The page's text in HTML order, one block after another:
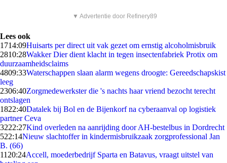
▼ Advertentie door Refinery89
Lees ook
1714:09Huisarts per direct uit vak gezet om ernstig alcoholmisbruik
2810:28Wakker Dier dient klacht in tegen insectenfabriek Protix om
duurzaamheidsclaims
4809:33Waterschappen slaan alarm wegens droogte: Gereedschapskist
leeg
2306:40Zorgmedewerkster die 's nachts haar vriend bezocht terecht
ontslagen
1822:40Datalek bij Bol en de Bijenkorf na cyberaanval op logistiek
partner Ceva
3222:27Kind overleden na aanrijding door AH-bestelbus in Dordrecht
522:14Nieuw slachtoffer in kindermisbruikzaak zorgprofessional Jan
B. (66)
11 20:24Accell, moederbedrijf Sparta en Batavus, vraagt uitstel van